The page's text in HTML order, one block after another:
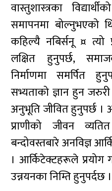
वास्तुशास्त्रका
समापनमा बोल्नुभएको
कहिल्यै नबिर्सनू ¤ त्यो
लक्षित हुनुपर्छ,
निर्माणमा समर्पित
सभ्यताको ज्ञान हुन
अनुभूति जीवित हुनुपर्छ ।
प्राणीको जीवन
बन्दोवस्तबारे अनविज्ञ
। आर्किटेक्टहरूले प्रयोग
उन्नयनका निम्ति हुनुपर्दछ